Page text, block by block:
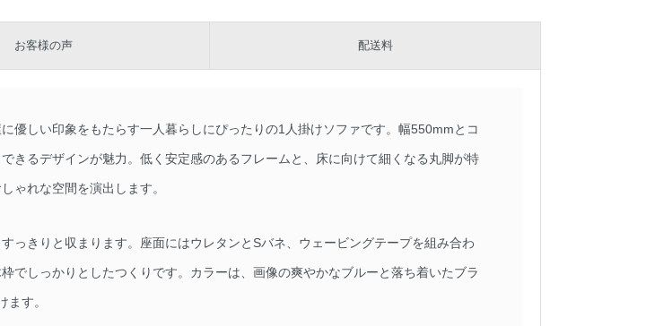
お客様の声 配送料
優しい印象をもたらす一人暮らしにぴったりの1人掛けソファです。幅550mmとコ
きるデザインが魅力。低く安定感のあるフレームと、床に向けて細くなる丸脚が特
ゃれな空間を演出します。
っきりと収まります。座面にはウレタンとSバネ、ウェービングテープを組み合わ
でしっかりとしたつくりです。カラーは、画像の爽やかなブルーと落ち着いたブラ
す。